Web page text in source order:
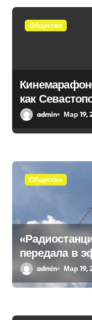
п
п
и
с
я
Общество
как
admin Мар 19,
Общество
передала в
admin Мар 19,